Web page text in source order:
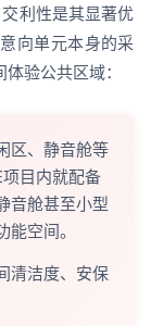
利性是其显著优
向单元本身的采
验公共区域：
区、静音舱等
目内就配备
音舱甚至小型
空间。
清洁度、安保